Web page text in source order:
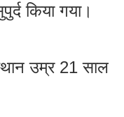
किया गया।
उम्र 21 साल